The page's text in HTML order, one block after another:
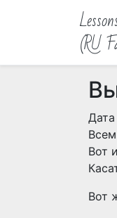
(RU
Дата
Вот
Вот